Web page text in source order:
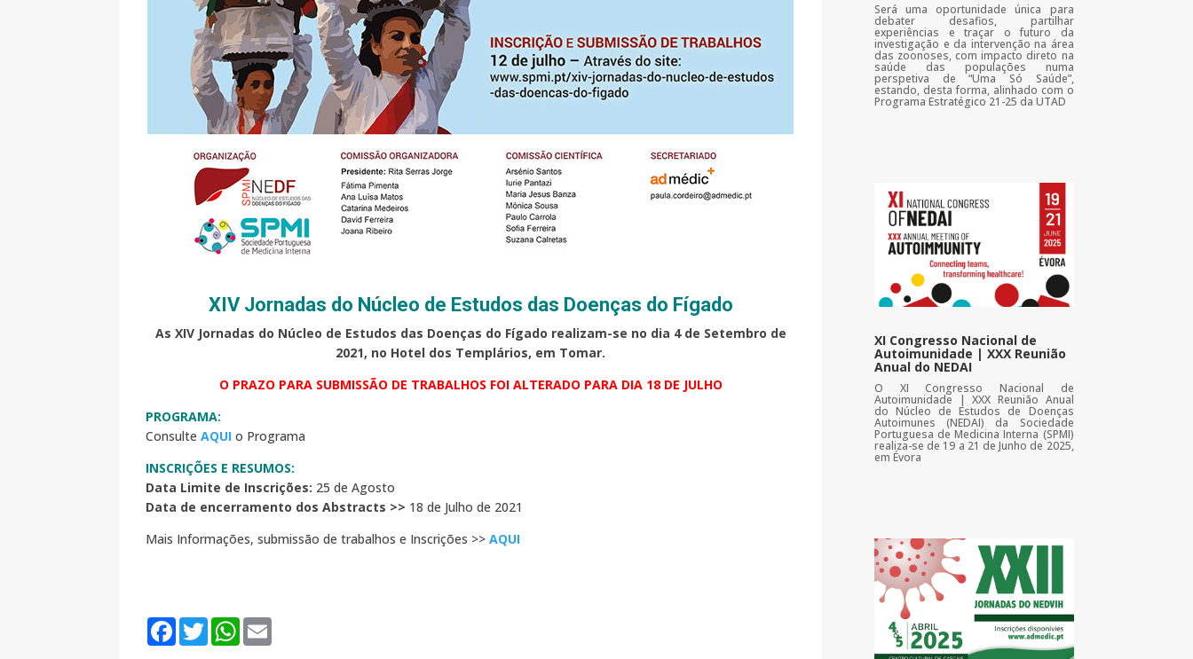
XIV Jornadas do Núcleo de Estudos das Doenças do Fígado
As XIV Jornadas do Núcleo de Estudos das Doenças do Fígado realizam-se no dia 4 de Setembro de
2021, no Hotel dos Templários, em Tomar.
O PRAZO PARA SUBMISSÃO DE TRABALHOS FOI ALTERADO PARA DIA 18 DE JULHO
PROGRAMA:
ConsulteAQUI o Programa
INSCRIÇÕES E RESUMOS:
Data Limite de Inscrições: 25 de Agosto
Data de encerramento dos Abstracts >> 18 de Julho de 2021
Mais Informações, submissão de trabalhos e Inscrições >>AQUI
F
a
T
w
W
Será uma oportunidade única para
debater desafios, partilhar
experiências e traçar o futuro da
investigação e da intervenção na área
das zoonoses, com impacto direto na
saúde das populações numa
perspetiva de “Uma Só Saúde”,
estando, desta forma, alinhado com o
Programa Estratégico 21-25 da UTAD
XI Congresso Nacional de
Autoimunidade | XXX Reunião
Anual do NEDAI
O XI Congresso Nacional de
Autoimunidade | XXX Reunião Anual
do Núcleo de Estudos de Doenças
Autoimunes (NEDAI) da Sociedade
Portuguesa de Medicina Interna (SPMI)
realiza-se de 19 a 21 de Junho de 2025,
em Évora